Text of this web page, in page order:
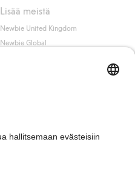
Lisää meistä
Newbie United Kingdom
Newbie Global